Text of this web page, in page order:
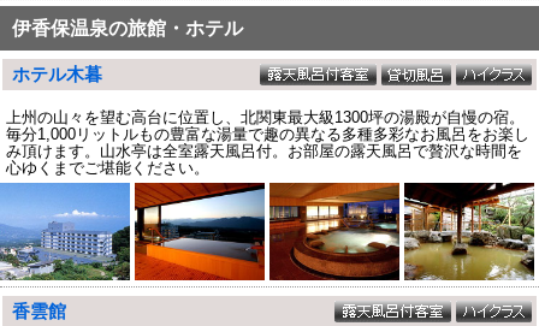
伊香保温泉の旅館・ホテル
ホテル木暮
上州の山々を望む高台に位置し、北関東最大級1300坪の湯殿が自慢の宿。
毎分1,000リットルもの豊富な湯量で趣の異なる多種多彩なお風呂をお楽し
み頂けます。山水亭は全室露天風呂付。お部屋の露天風呂で贅沢な時間を
心ゆくまでご堪能ください。
香雲館